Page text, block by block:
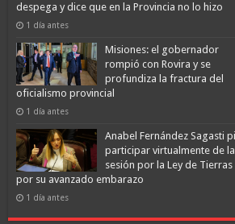
despega y dice que en la Provincia no lo hizo
1 día antes
Misiones: el gobernador
rompió con Rovira y se
profundiza la fractura del
oficialismo provincial
1 día antes
Anabel Fernández Sagasti
participar virtualmente de la
sesión por la Ley de Tierras
por su avanzado embarazo
1 día antes